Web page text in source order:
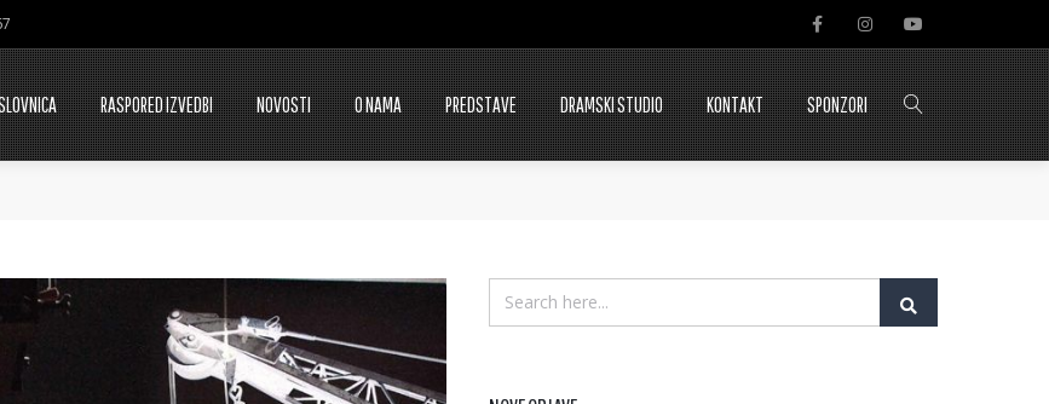
RASPORED IZVEDBI NOVOSTI O NAMA PREDSTAVE DRAMSKI STUDIO KONTAKT SPONZORI